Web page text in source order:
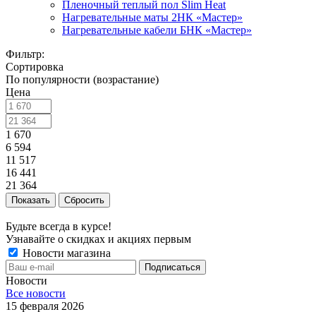
Пленочный теплый пол Slim Heat
Нагревательные маты 2НК «Мастер»
Нагревательные кабели БНК «Мастер»
Фильтр:
Сортировка
По популярности (возрастание)
Цена
1 670
6 594
11 517
16 441
21 364
Показать Сбросить
Будьте всегда в курсе!
Узнавайте о скидках и акциях первым
Новости магазина
Новости
Все новости
15 февраля 2026